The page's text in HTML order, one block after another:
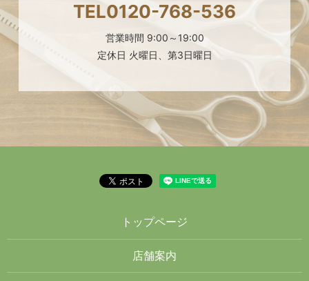
TEL0120-768-536
営業時間 9:00～19:00
定休日 火曜日、第3日曜日
トップページ
店舗案内